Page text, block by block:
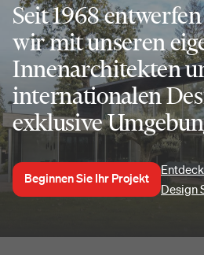
Seit 1968
wir mit unseren
Innenarchitekten
internationalen
exklusive
Beginnen Sie Ihr Projekt
Design